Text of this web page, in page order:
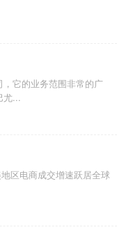
它的业务范围非常的广
尤...
区电商成交增速跃居全球